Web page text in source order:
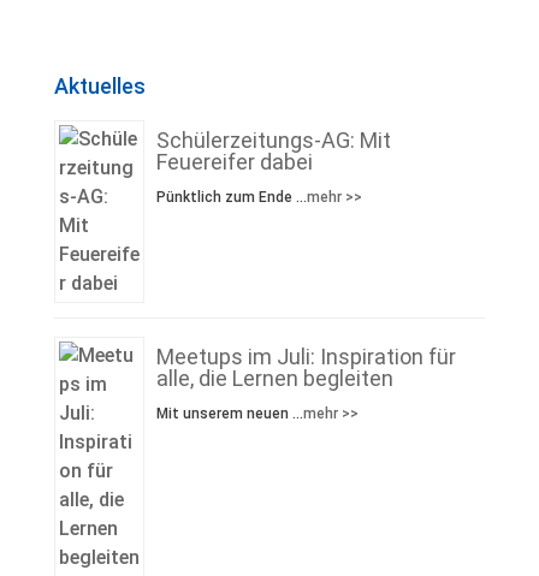
Aktuelles
Schülerzeitungs-AG: Mit
Feuereifer dabei
Pünktlich zum Ende …mehr >>
Meetups im Juli: Inspiration für
alle, die Lernen begleiten
Mit unserem neuen …mehr >>